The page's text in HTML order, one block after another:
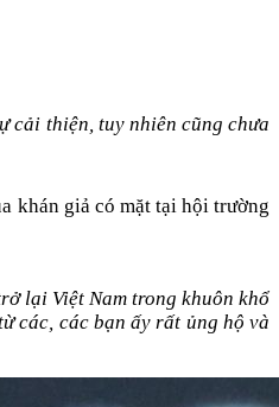
cải thiện, tuy nhiên cũng chưa
khán giả có mặt tại hội trường
lại Việt Nam trong khuôn khổ
các, các bạn ấy rất ủng hộ và